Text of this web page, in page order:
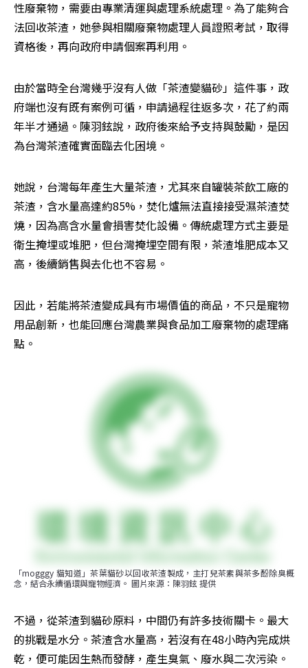
性廢棄物，需要由專業清運與處理系統處理。為了能夠合
法回收茶渣，她參與相關廢棄物處理人員證照考試，取得
資格後，再向政府申請個案再利用。
由於當時全台灣幾乎沒有人做「茶渣變貓砂」這件事，政
府端也沒有既有案例可循，申請過程往返多次，花了約兩
年半才通過。陳羽鉉說，政府後來給予支持與鼓勵，是因
為台灣茶渣確實面臨去化困境。
她說，台灣每年產生大量茶渣，尤其來自罐裝茶飲工廠的
茶渣，含水量高達約85%，焚化爐無法直接接受濕茶渣焚
燒，因為高含水量會損害焚化設備。傳統處理方式主要是
衛生掩埋或堆肥，但台灣掩埋空間有限，茶渣堆肥成本又
高，後續銷售與去化也不容易。
因此，若能將茶渣變成具有市場價值的商品，不只是寵物
用品創新，也能回應台灣農業與食品加工廢棄物的處理痛
點。
「mogggy 貓知道」茶葉貓砂以回收茶渣製成，主打兒茶素與茶多酚除臭概
念，結合永續循環與寵物經濟。 圖片來源：陳羽鉉 提供
不過，從茶渣到貓砂原料，中間仍有許多技術關卡。最大
的挑戰是水分。茶渣含水量高，若沒有在48小時內完成烘
乾，便可能因生熱而發酵，產生臭氣、廢水與二次污染。